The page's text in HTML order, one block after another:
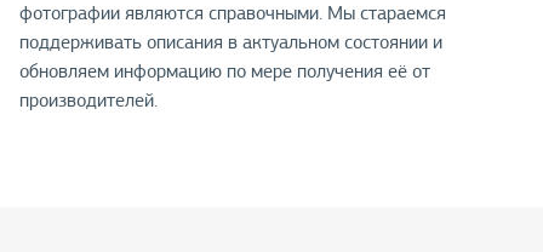
фотографии являются справочными. Мы стараемся
поддерживать описания в актуальном состоянии и
обновляем информацию по мере получения её от
производителей.